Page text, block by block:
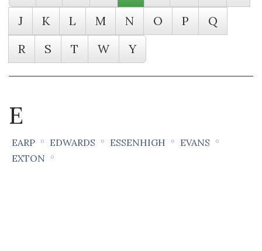
J
K L M N O P
Q
R
S T W Y
E
EARP º EDWARDS º ESSENHIGH º EVANS º
EXTON º